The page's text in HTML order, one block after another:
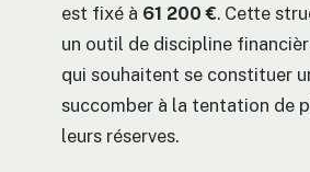
est fixé à 61 200 €. Cette
un outil de discipline
qui souhaitent se constituer
succomber à la tentation de
leurs réserves.